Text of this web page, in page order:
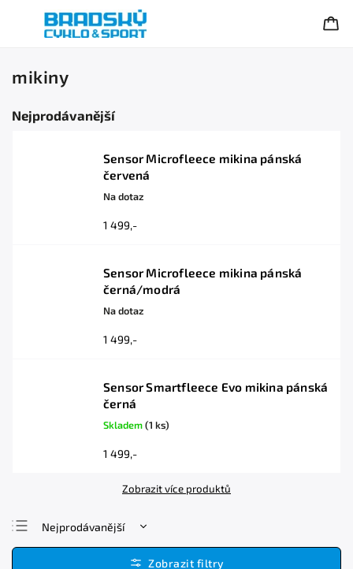
mikiny
Nejprodávanější
Sensor Microfleece mikina pánská
červená
Na dotaz
1 499,-
Sensor Microfleece mikina pánská
černá/modrá
Na dotaz
1 499,-
Sensor Smartfleece Evo mikina pánská
černá
Skladem(1 ks)
1 499,-
Zobrazit více produktů
Nejprodávanější
Nejlevnější